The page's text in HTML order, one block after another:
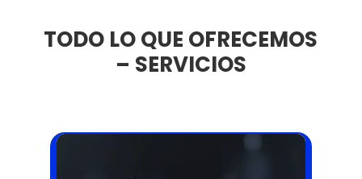
TODO LO QUE OFRECEMOS
– SERVICIOS